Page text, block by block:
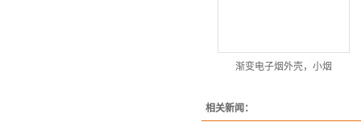
渐变电子烟外壳，小烟
相关新闻：